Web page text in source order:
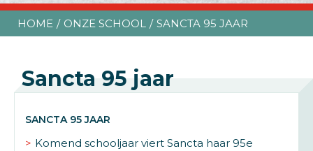
HOME ONZE SCHOOL SANCTA 95 JAAR
Sancta 95 jaar
SANCTA 95 JAAR
Komend schooljaar viert Sancta haar 95e